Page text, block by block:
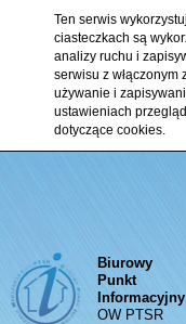
Ten serwis
ciasteczkach są
analizy ruchu i
serwisu z włączonym
używanie i
ustawieniach
dotyczące cookies.
Biurowy
Punkt
Informacyjny
OW PTSR